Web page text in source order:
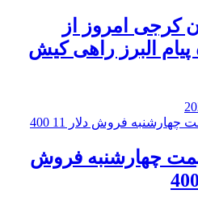
کرجی امروز از
پیام البرز راهی کیش
چهارشنبه فروش